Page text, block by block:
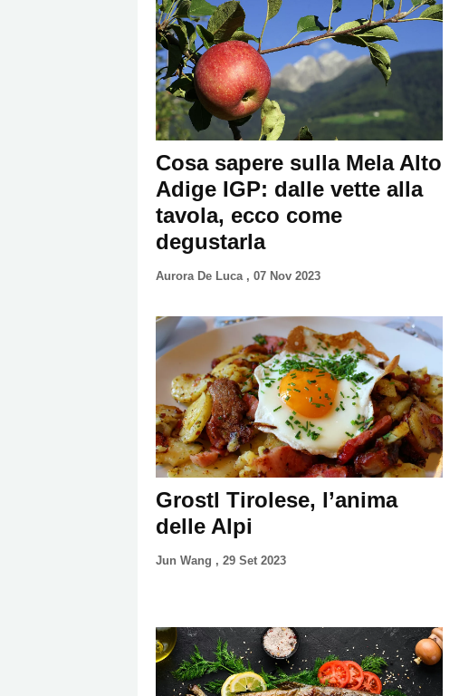
Cosa sapere sulla Mela Alto
Adige IGP: dalle vette alla
tavola, ecco come
degustarla
Aurora De Luca , 07 Nov 2023
Grostl Tirolese, l’anima
delle Alpi
Jun Wang , 29 Set 2023